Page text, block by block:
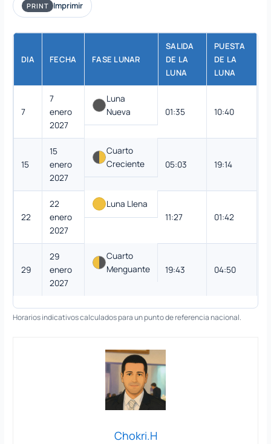
PRINT Imprimir
DIA FECHA FASE LUNAR
SALIDA
DE LA
LUNA
PUESTA
DE LA
LUNA
7
7
enero
2027
Luna
Nueva
01:35 10:40
15
15
enero
2027
Cuarto
Creciente
05:03 19:14
22
22
enero
2027
Luna Llena
11:27
01:42
29
29
enero
2027
Cuarto
Menguante
19:43 04:50
Horarios indicativos calculados para un punto de referencia nacional.
Chokri.H